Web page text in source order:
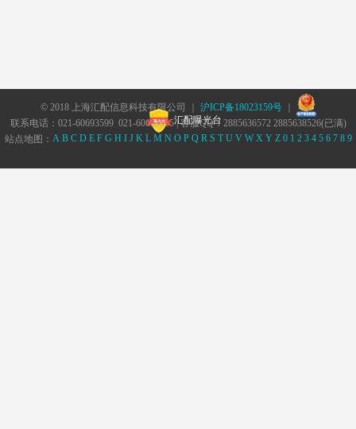
© 2018 上海汇配信息科技有限公司 ｜ 沪ICP备18023159号｜
汇配曝光台
联系电话：021-60693599 021-60693555 | 客服QQ：2885636572 2885638526(已满)
站点地图： A B C D E F G H I J K L M N O P Q R S T U V W X Y Z 0 1 2 3 4 5 6 7 8 9